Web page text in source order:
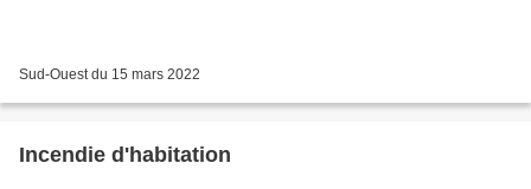
Sud-Ouest du 15 mars 2022
Incendie d'habitation